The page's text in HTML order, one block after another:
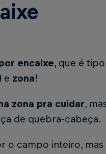
encaixe, que é
e zona!
zona pra cuidar,
de quebra-cabeça.
o campo inteiro, mas